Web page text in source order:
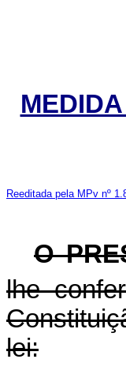
Reeditada pela MPv nº
O
lhe
lei: